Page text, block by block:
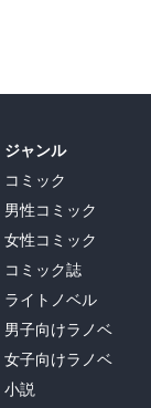
ジャンル
コミック
男性コミック
女性コミック
コミック誌
ライトノベル
男子向けラノベ
女子向けラノベ
小説